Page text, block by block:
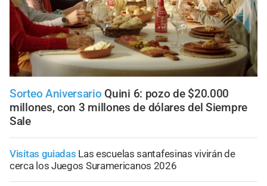
Sorteo Aniversario Quini 6: pozo de $20.000
millones, con 3 millones de dólares del Siempre
Sale
Visitas guiadas Las escuelas santafesinas vivirán de
cerca los Juegos Suramericanos 2026